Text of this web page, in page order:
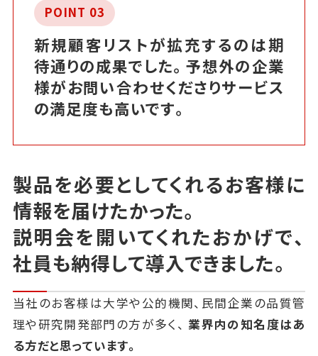
POINT 03
新規顧客リストが拡充するのは期
待通りの成果でした。予想外の企業
様がお問い合わせくださりサービス
の満足度も高いです。
製品を必要としてくれるお客様に
情報を届けたかった。
説明会を開いてくれたおかげで、
社員も納得して導入できました。
当社のお客様は大学や公的機関、民間企業の品質管
理や研究開発部門の方が多く、業界内の知名度はあ
る方だと思っています。